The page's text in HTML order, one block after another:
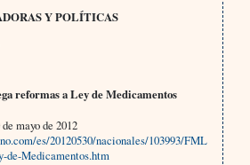
Y POLÍTICAS
reformas a Ley de Medicamentos
mayo de 2012
es/20120530/nacionales/103993/FML
de-Medicamentos.htm